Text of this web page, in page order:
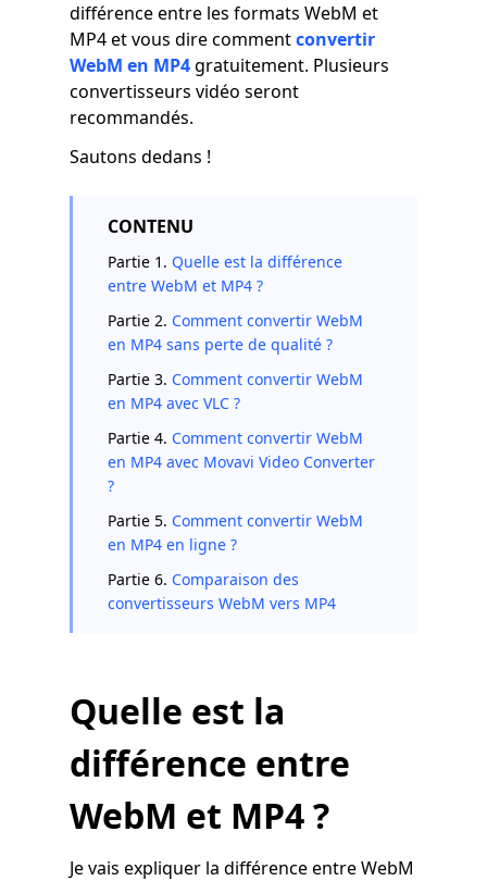
différence entre les formats WebM et
MP4 et vous dire commentconvertir
WebM en MP4gratuitement. Plusieurs
convertisseurs vidéo seront
recommandés.
Sautons dedans !
CONTENU
Partie 1. Quelle est la différence
entre WebM et MP4 ?
Partie 2. Comment convertir WebM
en MP4 sans perte de qualité ?
Partie 3. Comment convertir WebM
en MP4 avec VLC ?
Partie 4. Comment convertir WebM
en MP4 avec Movavi Video Converter
?
Partie 5. Comment convertir WebM
en MP4 en ligne ?
Partie 6. Comparaison des
convertisseurs WebM vers MP4
Quelle est la
différence entre
WebM et MP4 ?
Je vais expliquer la différence entre WebM